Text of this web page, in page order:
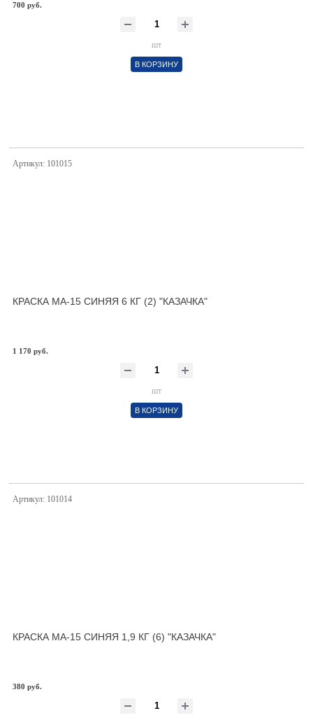
700 руб.
шт
В КОРЗИНУ
Артикул: 101015
КРАСКА МА-15 СИНЯЯ 6 КГ (2) "КАЗАЧКА"
1 170 руб.
шт
В КОРЗИНУ
Артикул: 101014
КРАСКА МА-15 СИНЯЯ 1,9 КГ (6) "КАЗАЧКА"
380 руб.